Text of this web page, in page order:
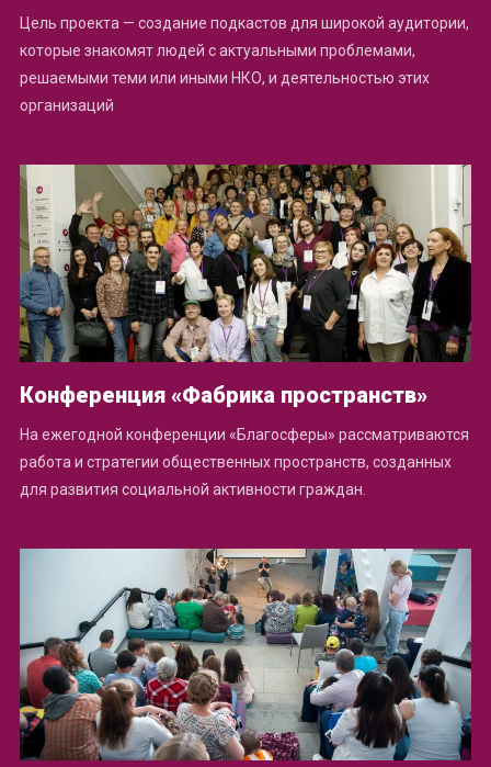
Конференция «Фабрика пространств»
На ежегодной конференции «Благосферы» рассматриваются
работа и стратегии общественных пространств, созданных
для развития социальной активности граждан.
Цель проекта — создание подкастов для широкой аудитории,
которые знакомят людей с актуальными проблемами,
решаемыми теми или иными НКО, и деятельностью этих
организаций